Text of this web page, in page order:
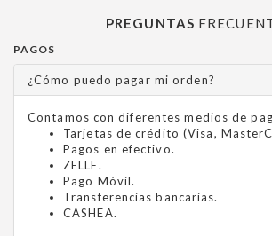
PREGUNTAS
PAGOS
¿Cómo puedo pagar mi orden?
Contamos con diferentes medios de
Tarjetas de crédito (Visa,
Pagos en efectivo.
ZELLE.
Pago Móvil.
Transferencias bancarias.
CASHEA.